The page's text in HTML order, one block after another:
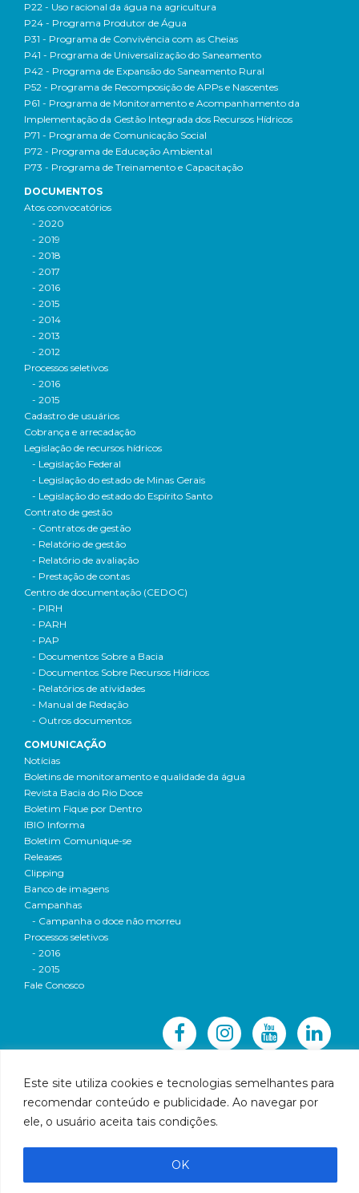
Este site utiliza cookies e tecnologias semelhantes para
recomendar conteúdo e publicidade. Ao navegar por
ele, o usuário aceita tais condições.
OK
P22 - Uso racional da água na agricultura
P24 - Programa Produtor de Água
P31 - Programa de Convivência com as Cheias
P41 - Programa de Universalização do Saneamento
P42 - Programa de Expansão do Saneamento Rural
P52 - Programa de Recomposição de APPs e Nascentes
P61 - Programa de Monitoramento e Acompanhamento da
Implementação da Gestão Integrada dos Recursos Hídricos
P71 - Programa de Comunicação Social
P72 - Programa de Educação Ambiental
P73 - Programa de Treinamento e Capacitação
DOCUMENTOS
Atos convocatórios
- 2020
- 2019
- 2018
- 2017
- 2016
- 2015
- 2014
- 2013
- 2012
Processos seletivos
- 2016
- 2015
Cadastro de usuários
Cobrança e arrecadação
Legislação de recursos hídricos
- Legislação Federal
- Legislação do estado de Minas Gerais
- Legislação do estado do Espírito Santo
Contrato de gestão
- Contratos de gestão
- Relatório de gestão
- Relatório de avaliação
- Prestação de contas
Centro de documentação (CEDOC)
- PIRH
- PARH
- PAP
- Documentos Sobre a Bacia
- Documentos Sobre Recursos Hídricos
- Relatórios de atividades
- Manual de Redação
- Outros documentos
COMUNICAÇÃO
Notícias
Boletins de monitoramento e qualidade da água
Revista Bacia do Rio Doce
Boletim Fique por Dentro
IBIO Informa
Boletim Comunique-se
Releases
Clipping
Banco de imagens
Campanhas
- Campanha o doce não morreu
Processos seletivos
- 2016
- 2015
Fale Conosco
© 2016 CBH-Doce - Todos os direitos reservados